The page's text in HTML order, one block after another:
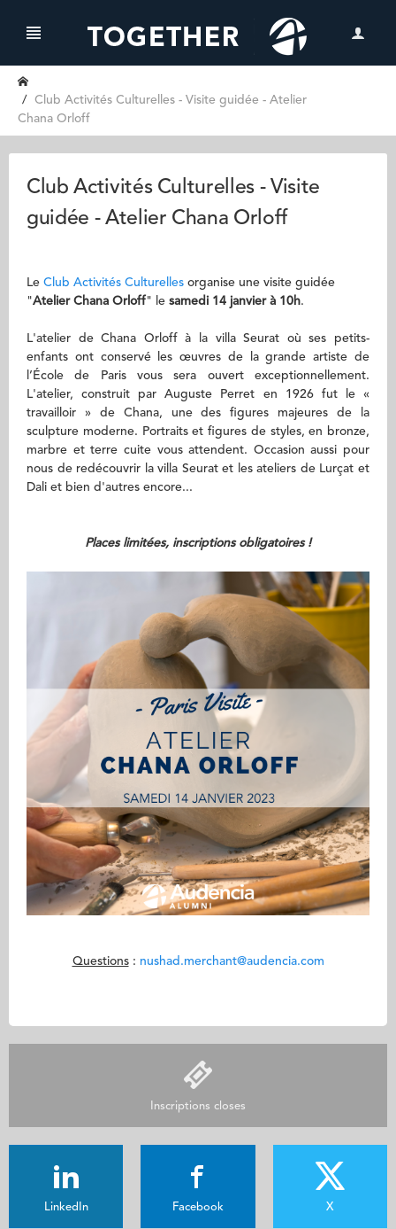
Club Activités Culturelles - Visite guidée - Atelier
Chana Orloff
Club Activités Culturelles - Visite
guidée - Atelier Chana Orloff
Le Club Activités Culturelles organise une visite guidée
"Atelier Chana Orloff" le samedi 14 janvier à 10h.
L'atelier de Chana Orloff à la villa Seurat où ses petits-
enfants ont conservé les œuvres de la grande artiste de
l’École de Paris vous sera ouvert exceptionnellement.
L'atelier, construit par Auguste Perret en 1926 fut le «
travailloir » de Chana, une des figures majeures de la
sculpture moderne. Portraits et figures de styles, en bronze,
marbre et terre cuite vous attendent. Occasion aussi pour
nous de redécouvrir la villa Seurat et les ateliers de Lurçat et
Dali et bien d'autres encore...
Places limitées, inscriptions obligatoires !
Questions: nushad.merchant@audencia.com
Inscriptions closes
LinkedIn Facebook X